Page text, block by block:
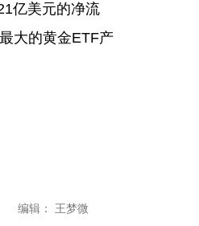
亿美元的净流
大的黄金ETF产
编辑： 王梦微